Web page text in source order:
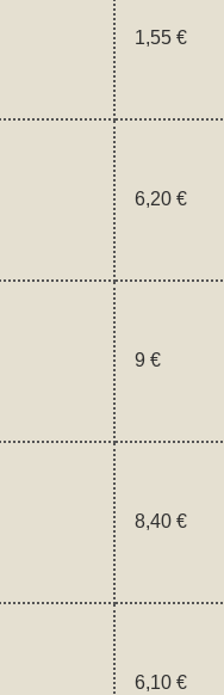
1,55 €
6,20 €
9 €
8,40 €
6,10 €